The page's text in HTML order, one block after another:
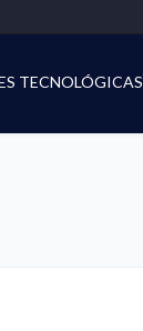
TECNOLÓGICAS